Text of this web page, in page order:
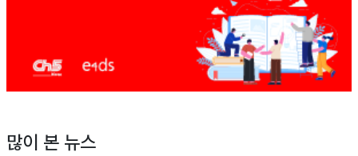
많이 본 뉴스